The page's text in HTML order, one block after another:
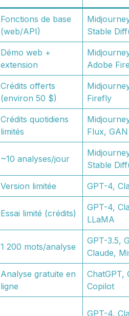
Fonctions de base
(web/API)
Stable
Démo web +
extension
Adobe
Crédits offerts
(environ 50 $)
Firefly
Crédits quotidiens
limités
Flux, GAN
~10 analyses/jour
Stable
Version limitée GPT-4,
Essai limité (crédits)
GPT-4,
LLaMA
1 200 mots/analyse
GPT-3.5,
Claude,
Analyse gratuite en
ligne
ChatGPT,
Copilot
GPT-4,